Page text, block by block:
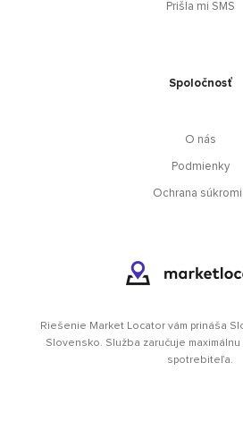
Prišla mi SMS
Spoločnosť
O nás
Podmienky
Ochrana
Riešenie Market Locator vám prináša
Slovensko. Služba zaručuje
spotrebiteľa.